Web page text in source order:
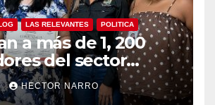
LAS RELEVANTES POLITICA
a más de 1, 200
del sector
en derechos
y respeto laboral
HECTOR NARRO